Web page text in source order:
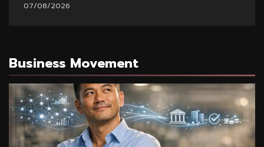
07/08/2026
Business Movement